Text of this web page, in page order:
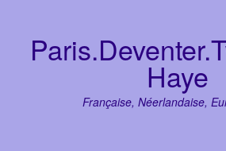
content
Haye
Française, Néerlandaise,